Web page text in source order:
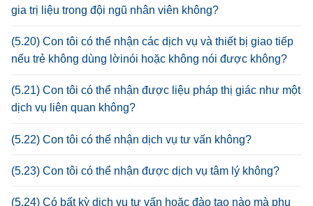
gia trị liệu trong đội ngũ nhân viên không?
(5.20) Con tôi có thể nhận các dịch vụ và thiết bị giao tiếp
nếu trẻ không dùng lờinói hoặc không nói được không?
(5.21) Con tôi có thể nhận được liệu pháp thị giác như một
dịch vụ liên quan không?
(5.22) Con tôi có thể nhận dịch vụ tư vấn không?
(5.23) Con tôi có thể nhận được dịch vụ tâm lý không?
(5.24) Có bất kỳ dịch vụ tư vấn hoặc đào tạo nào mà phụ